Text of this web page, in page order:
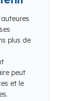
plus de
peut
et le